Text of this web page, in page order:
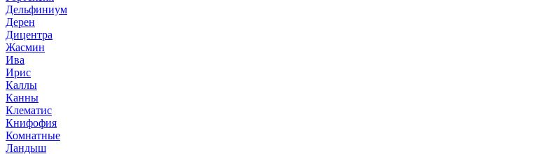
Дельфиниум
Дерен
Дицентра
Жасмин
Ива
Ирис
Каллы
Канны
Клематис
Книфофия
Комнатные
Ландыш